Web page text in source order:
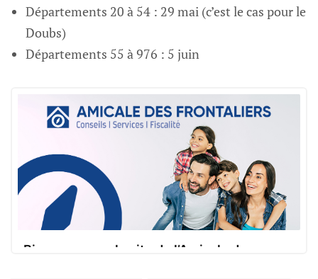
Départements 20 à 54 : 29 mai (c’est le cas pour le
Doubs)
Départements 55 à 976 : 5 juin
Bienvenue sur le site de l’Amicale des